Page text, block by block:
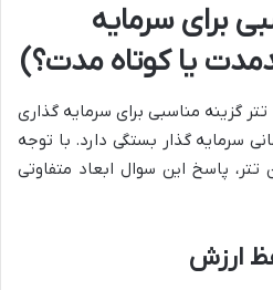
برای سرمایه
یا کوتاه مدت؟)
گزینه مناسبی برای سرمایه گذاری
سرمایه گذار بستگی دارد. با توجه
پاسخ این سوال ابعاد متفاوتی
ارزش